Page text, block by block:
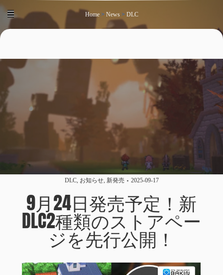
Home> News> DLC
DLC, お知らせ, 新発売 2025-09-17
9月24日発売予定！新
DLC2種類のストアペー
ジを先行公開！